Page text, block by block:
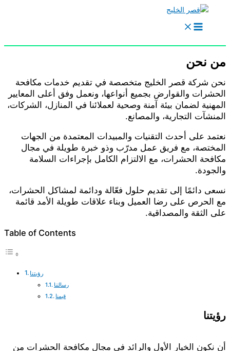
نحن
شركة قصر الخليج متخصصة في تقديم خدمات مكافحة
والقوارض بجميع أنواعها، ونعمل وفق أعلى المعايير
لضمان بيئة آمنة وصحية لعملائنا في المنازل، الشركات،
التجارية، والمصانع.
على أحدث التقنيات والمبيدات المعتمدة من الجهات
مع فريق عمل مدرّب وذو خبرة طويلة في مجال
الحشرات، مع الالتزام الكامل بإجراءات السلامة
دائمًا إلى تقديم حلول فعّالة ودائمة لمشاكل الحشرات،
الحرص على رضا العميل وبناء علاقات طويلة الأمد قائمة
الثقة والمصداقية.
Table of Contents
رؤيتنا
رسالتنا
قيمنا
نكون الخيار الأول والرائد في مجال مكافحة الحشرات من